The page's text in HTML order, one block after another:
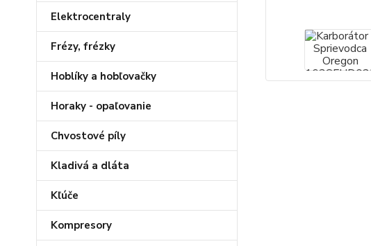
Elektrocentraly
Frézy, frézky
Hoblíky a hobľovačky
Horaky - opaľovanie
Chvostové píly
Kladivá a dláta
Kľúče
Kompresory